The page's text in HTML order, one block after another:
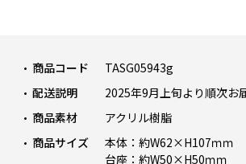
商品コード
TASG05943g
配送説明
2025年9月上旬より順次お
商品素材
アクリル樹脂
商品サイズ
本体：約W62×H107ｍｍ
台座：約W50×H50ｍｍ